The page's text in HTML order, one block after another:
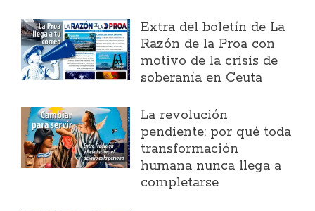
Extra del boletín de La
Razón de la Proa con
motivo de la crisis de
soberanía en Ceuta
La revolución
pendiente: por qué toda
transformación
humana nunca llega a
completarse